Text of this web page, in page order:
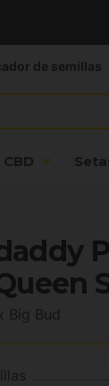
CBD
de semillas
Big Bud